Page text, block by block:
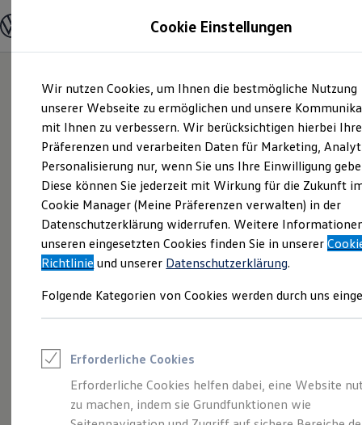
Hauptinhalt
springen
Footer
springen
Modelle und Konfigurator
Modelle vergleichen
Elektroautos
ENERGY Sondermodelle
Nutzfahrzeuge
SUV und CUV
Familienautos
Kombis
Kompaktwagen
Sportwagen
Schnell verfügbare Fahrzeuge
Angebote und Produkte
Aktuelle Angebote
E-Auto-Förderung
Volkswagen Marktplatz
Junge Gebrauchtwagen und Gebrauchtwagen
Saisonangebote
Leasing
Leasing-Angebote
Gebrauchtwagen Leasing
Abenteuer Leben. Der
Cookie Einstellungen
Wir nutzen Cookies, um Ihnen die bestmögliche Nutzung
unserer Webseite zu ermöglichen und unsere
mit Ihnen zu verbessern. Wir berücksichtigen hierbei Ihre
Präferenzen und verarbeiten Daten für Marketing,
Personalisierung nur, wenn Sie uns Ihre Einwilligung
Diese können Sie jederzeit mit Wirkung für die Zukunft
Cookie Manager (Meine Präferenzen verwalten) in der
Datenschutzerklärung widerrufen. Weitere
unseren eingesetzten Cookies finden Sie in unserer
Richtlinie und unserer Datenschutzerklärung.
Folgende Kategorien von Cookies werden durch uns
Erforderliche Cookies
Erforderliche Cookies helfen dabei, eine Website
zu machen, indem sie Grundfunktionen wie